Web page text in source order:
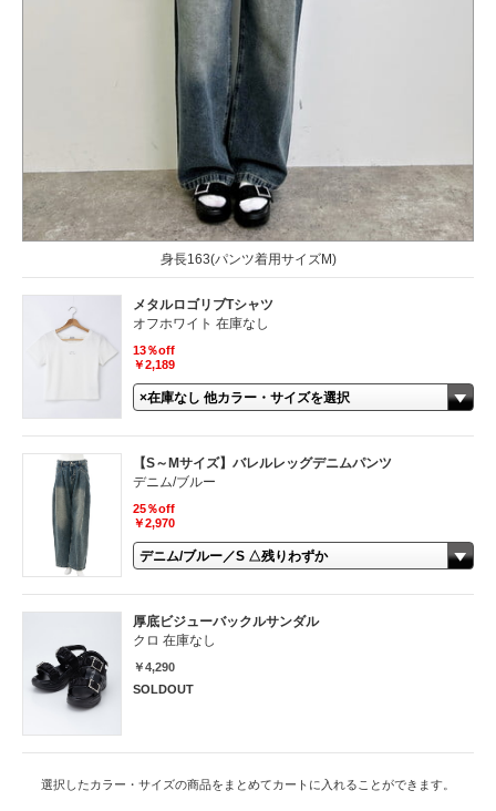
身長163(パンツ着用サイズM)
メタルロゴリブTシャツ
オフホワイト 在庫なし
13％off
￥2,189
【S～Mサイズ】バレルレッグデニムパンツ
デニム/ブルー
25％off
￥2,970
厚底ビジューバックルサンダル
クロ 在庫なし
￥4,290
SOLDOUT
選択したカラー・サイズの商品をまとめてカートに入れることができます。